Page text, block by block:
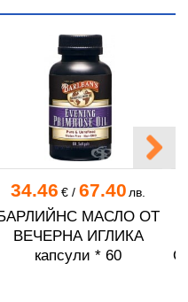
34.46 €/ 67.40 лв.
МАСЛО ОТ
ВЕЧЕРНА ИГЛИКА
капсули * 60